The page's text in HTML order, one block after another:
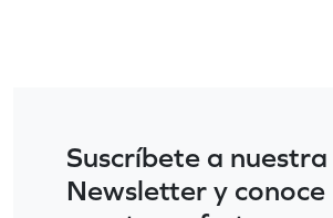
Suscríbete a nuestra
Newsletter y conoce